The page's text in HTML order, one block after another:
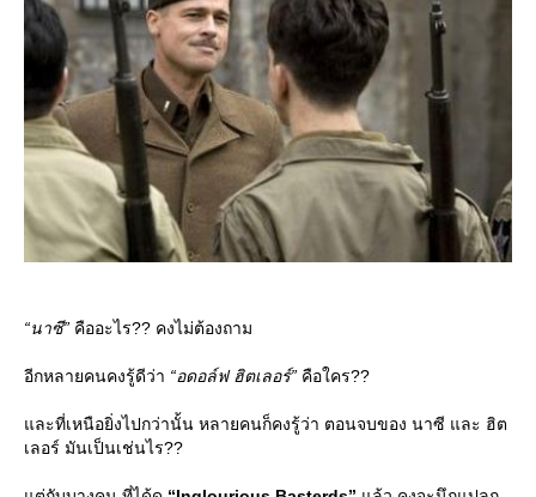
“นาซี” คืออะไร?? คงไม่ต้องถาม
อีกหลายคนคงรู้ดีว่า “อดอล์ฟ ฮิตเลอร์” คือใคร??
ละที่เหนือยิ่งไปกว่านั้น หลายคนก็คงรู้ว่า ตอนจบของ นาซี และ ฮิต
เลอร์ มันเป็นเช่นไร??